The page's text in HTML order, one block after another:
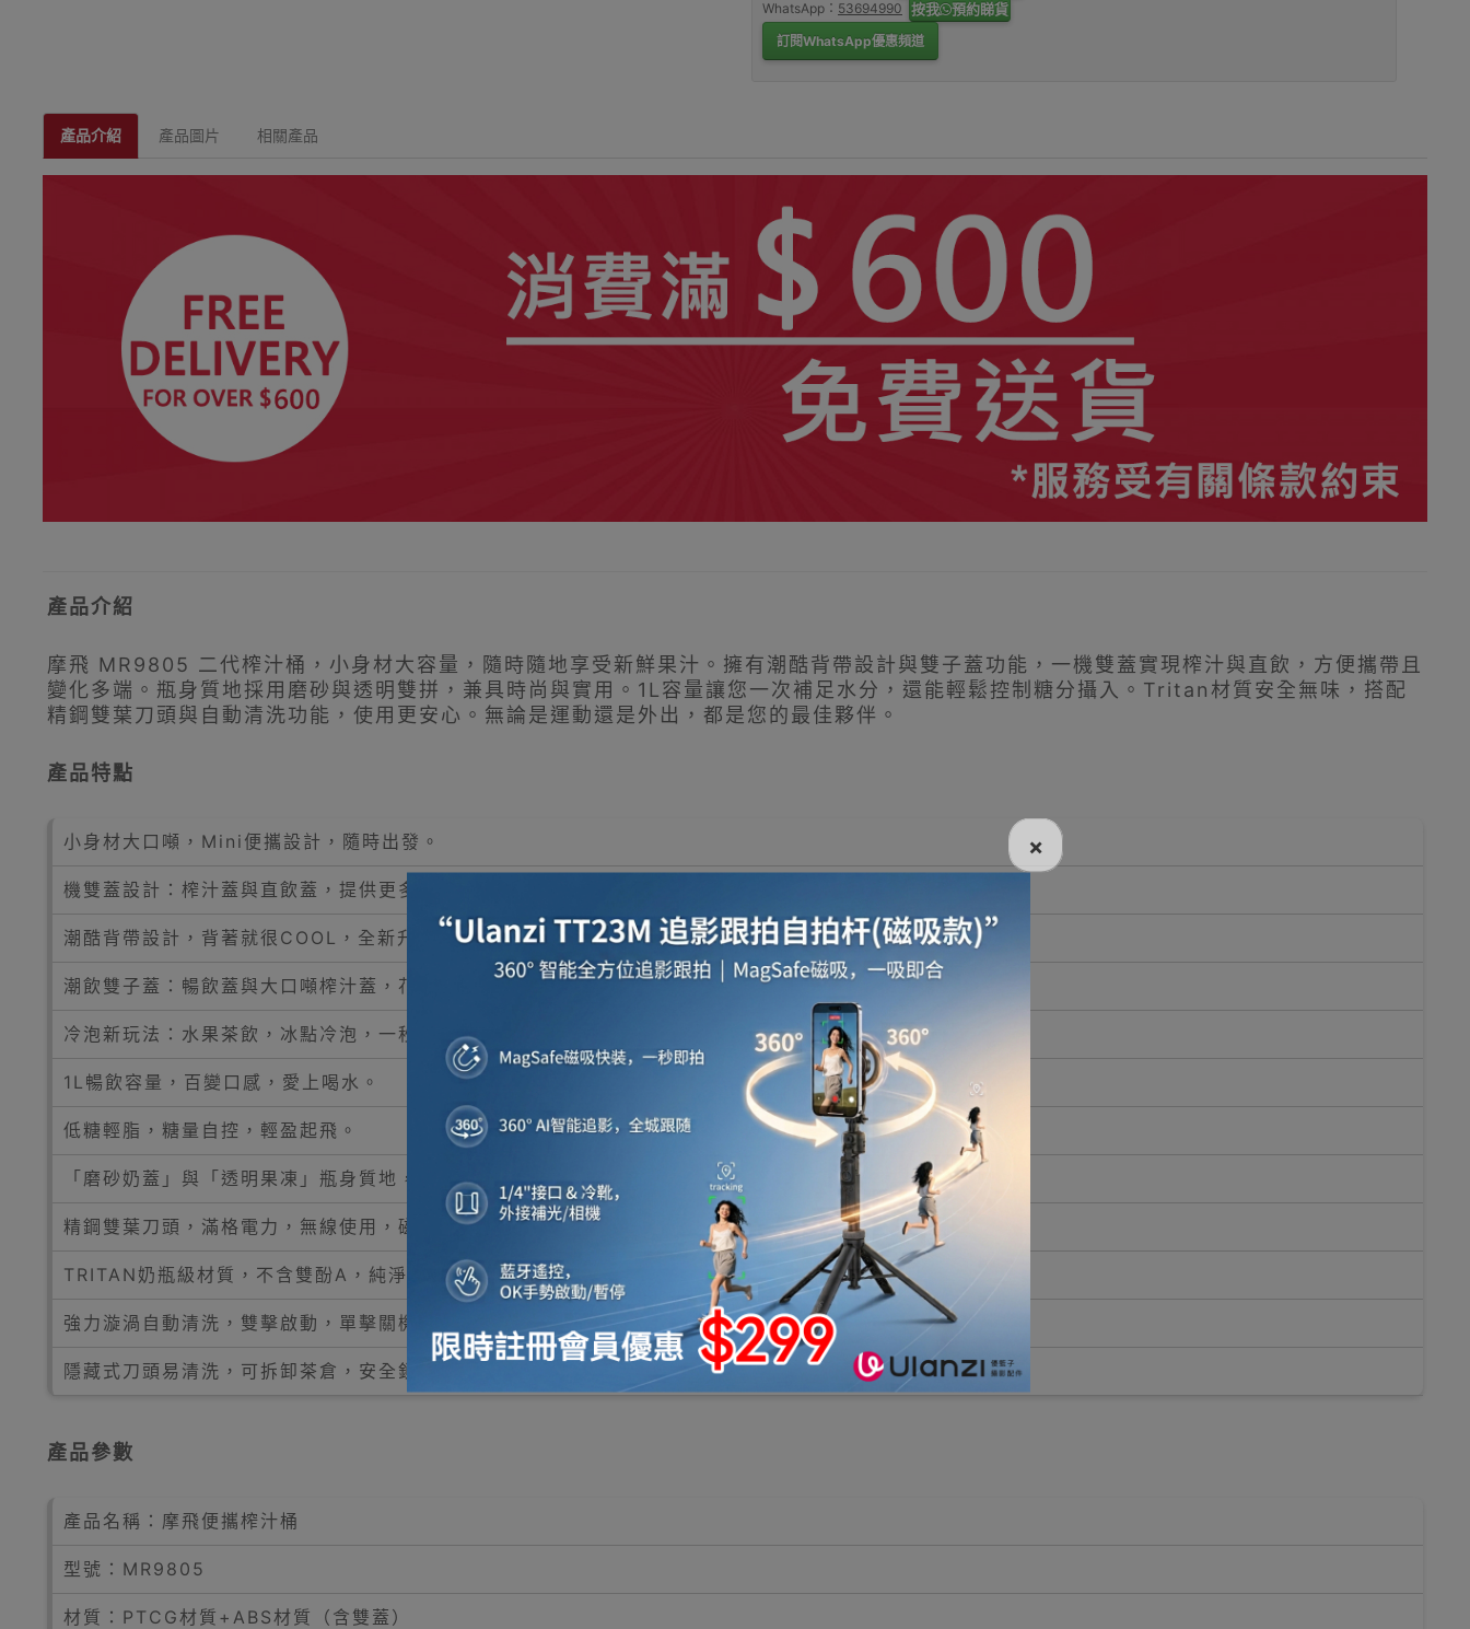
WhatsApp： 53694990 按我 預約睇貨
訂閱WhatsApp優惠頻道
產品介紹 產品圖片 相關產品
產品介紹
摩飛 MR9805 二代榨汁桶，小身材大容量，隨時隨地享受新鮮果汁。擁有潮酷背帶設計與雙子蓋功能，一機雙蓋實現榨汁與直飲，方便攜帶且
變化多端。瓶身質地採用磨砂與透明雙拼，兼具時尚與實用。1L容量讓您一次補足水分，還能輕鬆控制糖分攝入。Tritan材質安全無味，搭配
精鋼雙葉刀頭與自動清洗功能，使用更安心。無論是運動還是外出，都是您的最佳夥伴。
產品特點
小身材大口噸，Mini便攜設計，隨時出發。
機雙蓋設計：榨汁蓋與直飲蓋，提供更多使用可能性。
潮酷背帶設計，背著就很COOL，全新升級。
潮飲雙子蓋：暢飲蓋與大口噸榨汁蓋，花式鮮榨，雙面玩法。
冷泡新玩法：水果茶飲，冰點冷泡，一秒回血，濾格茶倉設計。
1L暢飲容量，百變口感，愛上喝水。
低糖輕脂，糖量自控，輕盈起飛。
「磨砂奶蓋」與「透明果凍」瓶身質地，簡約雙拼質感。
精鋼雙葉刀頭，滿格電力，無線使用，磁吸充電。
TRITAN奶瓶級材質，不含雙酚A，純淨透亮，安全無異味。
強力漩渦自動清洗，雙擊啟動，單擊關機。
隱藏式刀頭易清洗，可拆卸茶倉，安全鎖扣，運動無憂。
產品參數
產品名稱：摩飛便攜榨汁桶
型號：MR9805
材質：PTCG材質+ABS材質（含雙蓋）
×